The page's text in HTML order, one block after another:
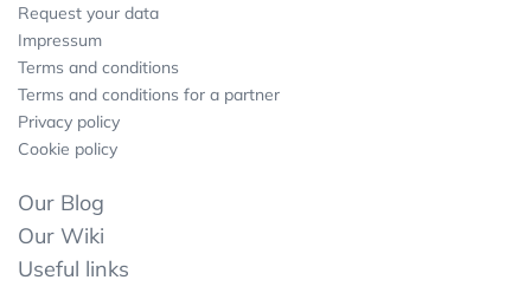
Request your data
Impressum
Terms and conditions
Terms and conditions for a partner
Privacy policy
Cookie policy
Our Blog
Our Wiki
Useful links